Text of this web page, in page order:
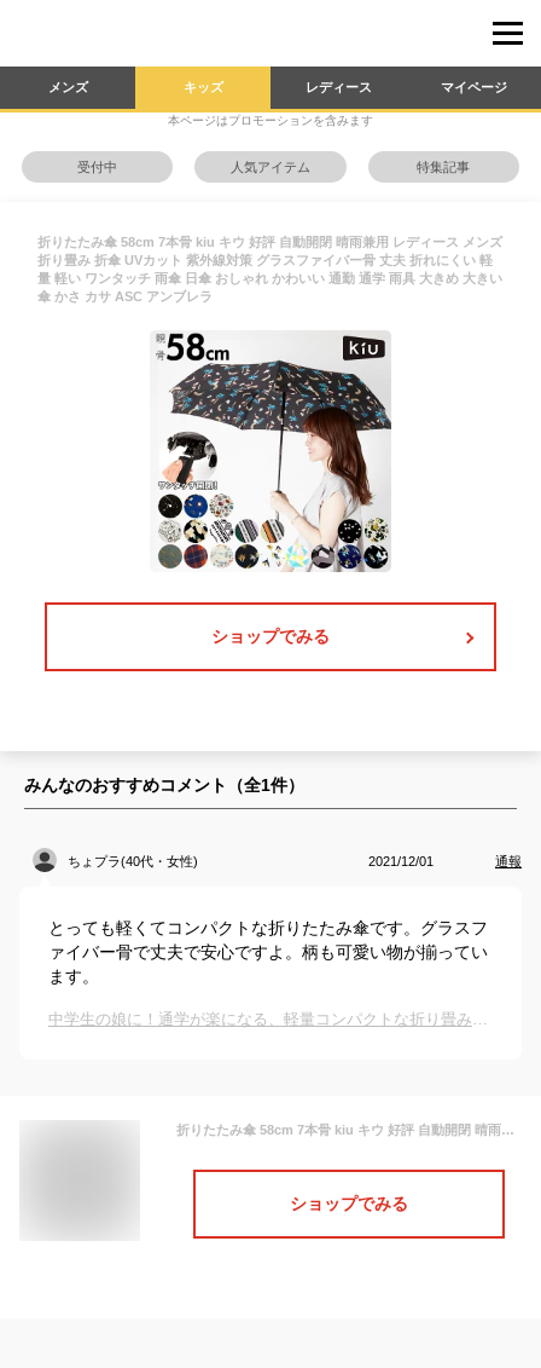
メンズ キッズ レディース マイページ
本ページはプロモーションを含みます
受付中 人気アイテム 特集記事
折りたたみ傘 58cm 7本骨 kiu キウ 好評 自動開閉 晴雨兼用 レディース メンズ
折り畳み 折傘 UVカット 紫外線対策 グラスファイバー骨 丈夫 折れにくい 軽
量 軽い ワンタッチ 雨傘 日傘 おしゃれ かわいい 通勤 通学 雨具 大きめ 大きい
傘 かさ カサ ASC アンブレラ
ショップでみる
みんなのおすすめコメント（全1件）
ちょプラ(40代・女性) 2021/12/01 通報
とっても軽くてコンパクトな折りたたみ傘です。グラスフ
ァイバー骨で丈夫で安心ですよ。柄も可愛い物が揃ってい
ます。
中学生の娘に！通学が楽になる、軽量コンパクトな折り畳み傘のおすすめは？
折りたたみ傘 58cm 7本骨 kiu キウ 好評 自動開閉 晴雨兼用 レディース メンズ 折り畳み 折傘 UVカット 紫外線対策 グラスファイバー骨 丈夫 折れにくい 軽量 軽い ワンタッチ 雨傘 日傘 おしゃれ かわいい 通勤 通学 雨具 大きめ 大きい 傘 かさ カサ ASC アンブレラ
ショップでみる